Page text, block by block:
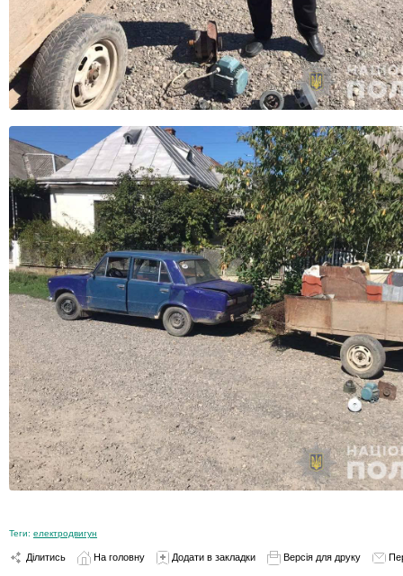
Теги: електродвигун
Ділитись На головну Додати в закладки Версія для друку